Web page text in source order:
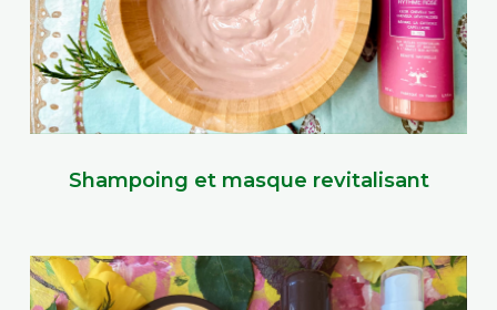
Shampoing et masque revitalisant